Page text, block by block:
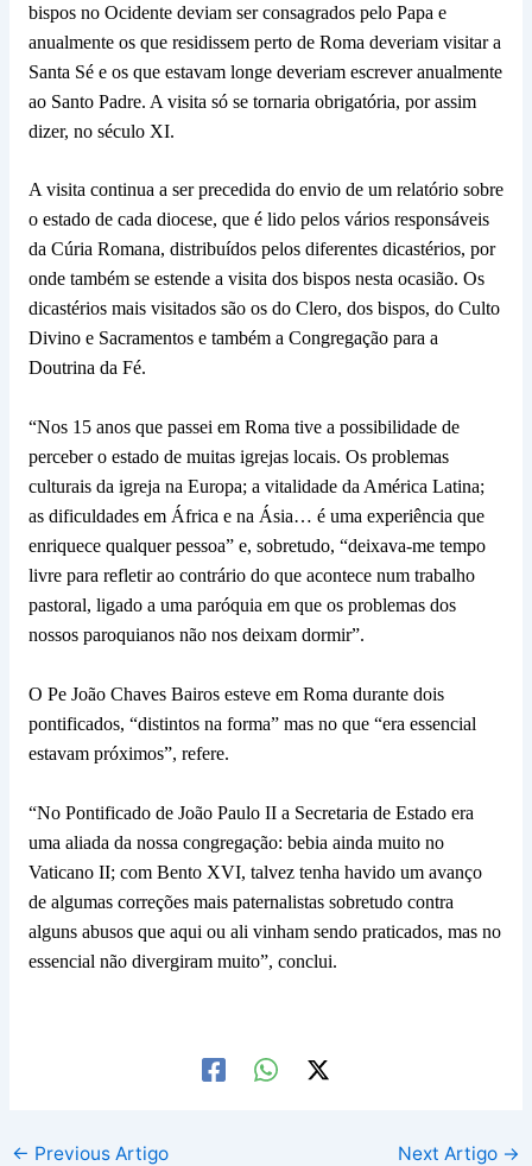
bispos no Ocidente deviam ser consagrados pelo Papa e
anualmente os que residissem perto de Roma deveriam visitar a
Santa Sé e os que estavam longe deveriam escrever anualmente
ao Santo Padre. A visita só se tornaria obrigatória, por assim
dizer, no século XI.
A visita continua a ser precedida do envio de um relatório sobre
o estado de cada diocese, que é lido pelos vários responsáveis
da Cúria Romana, distribuídos pelos diferentes dicastérios, por
onde também se estende a visita dos bispos nesta ocasião. Os
dicastérios mais visitados são os do Clero, dos bispos, do Culto
Divino e Sacramentos e também a Congregação para a
Doutrina da Fé.
“Nos 15 anos que passei em Roma tive a possibilidade de
perceber o estado de muitas igrejas locais. Os problemas
culturais da igreja na Europa; a vitalidade da América Latina;
as dificuldades em África e na Ásia… é uma experiência que
enriquece qualquer pessoa” e, sobretudo, “deixava-me tempo
livre para refletir ao contrário do que acontece num trabalho
pastoral, ligado a uma paróquia em que os problemas dos
nossos paroquianos não nos deixam dormir”.
O Pe João Chaves Bairos esteve em Roma durante dois
pontificados, “distintos na forma” mas no que “era essencial
estavam próximos”, refere.
“No Pontificado de João Paulo II a Secretaria de Estado era
uma aliada da nossa congregação: bebia ainda muito no
Vaticano II; com Bento XVI, talvez tenha havido um avanço
de algumas correções mais paternalistas sobretudo contra
alguns abusos que aqui ou ali vinham sendo praticados, mas no
essencial não divergiram muito”, conclui.
← Previous Artigo Next Artigo →